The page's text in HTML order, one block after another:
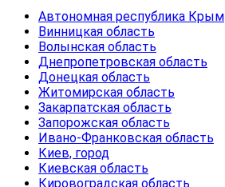
Автономная республика Крым
Винницкая область
Волынская область
Днепропетровская область
Донецкая область
Житомирская область
Закарпатская область
Запорожская область
Ивано-Франковская область
Киев, город
Киевская область
Кировоградская область